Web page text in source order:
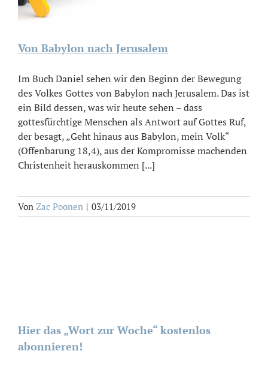
Von Babylon nach Jerusalem
Im Buch Daniel sehen wir den Beginn der Bewegung
des Volkes Gottes von Babylon nach Jerusalem. Das ist
ein Bild dessen, was wir heute sehen – dass
gottesfürchtige Menschen als Antwort auf Gottes Ruf,
der besagt, „Geht hinaus aus Babylon, mein Volk“
(Offenbarung 18,4), aus der Kompromisse machenden
Christenheit herauskommen [...]
Von Zac Poonen | 03/11/2019
Hier das „Wort zur Woche“ kostenlos
abonnieren!